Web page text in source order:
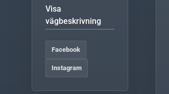
Visa
vägbeskrivning
Facebook
Instagram